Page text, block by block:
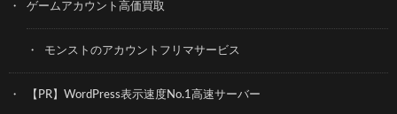
ゲームアカウント高価買取
モンストのアカウントフリマサービス
【PR】WordPress表示速度No.1高速サーバー